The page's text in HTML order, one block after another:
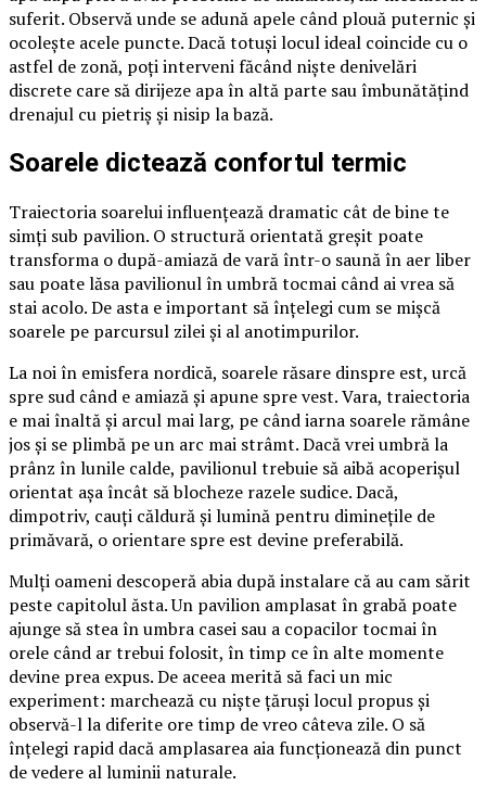
suferit. Observă unde se adună apele când plouă puternic și
ocolește acele puncte. Dacă totuși locul ideal coincide cu o
astfel de zonă, poți interveni făcând niște denivelări
discrete care să dirijeze apa în altă parte sau îmbunătățind
drenajul cu pietriș și nisip la bază.
Soarele dictează confortul termic
Traiectoria soarelui influențează dramatic cât de bine te
simți sub pavilion. O structură orientată greșit poate
transforma o după-amiază de vară într-o saună în aer liber
sau poate lăsa pavilionul în umbră tocmai când ai vrea să
stai acolo. De asta e important să înțelegi cum se mișcă
soarele pe parcursul zilei și al anotimpurilor.
La noi în emisfera nordică, soarele răsare dinspre est, urcă
spre sud când e amiază și apune spre vest. Vara, traiectoria
e mai înaltă și arcul mai larg, pe când iarna soarele rămâne
jos și se plimbă pe un arc mai strâmt. Dacă vrei umbră la
prânz în lunile calde, pavilionul trebuie să aibă acoperișul
orientat așa încât să blocheze razele sudice. Dacă,
dimpotriv, cauți căldură și lumină pentru diminețile de
primăvară, o orientare spre est devine preferabilă.
Mulți oameni descoperă abia după instalare că au cam sărit
peste capitolul ăsta. Un pavilion amplasat în grabă poate
ajunge să stea în umbra casei sau a copacilor tocmai în
orele când ar trebui folosit, în timp ce în alte momente
devine prea expus. De aceea merită să faci un mic
experiment: marchează cu niște țăruși locul propus și
observă-l la diferite ore timp de vreo câteva zile. O să
înțelegi rapid dacă amplasarea aia funcționează din punct
de vedere al luminii naturale.